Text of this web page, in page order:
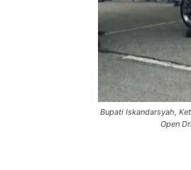
Bupati Iskandarsyah,
Open